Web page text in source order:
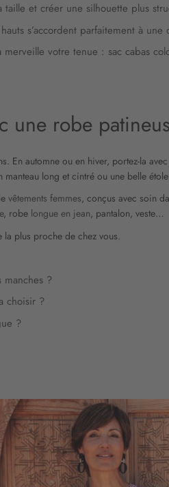
taille et créer une silhouette plus
s’accordent parfaitement à
merveille votre tenue : sac cabas
une robe
En automne ou en hiver, portez-la
long et cintré ou une belle
vêtements femmes, conçus avec soin
, robe longue en jean, pantalon, veste…
plus proche de chez vous.
?
choisir ?
?
ROBES